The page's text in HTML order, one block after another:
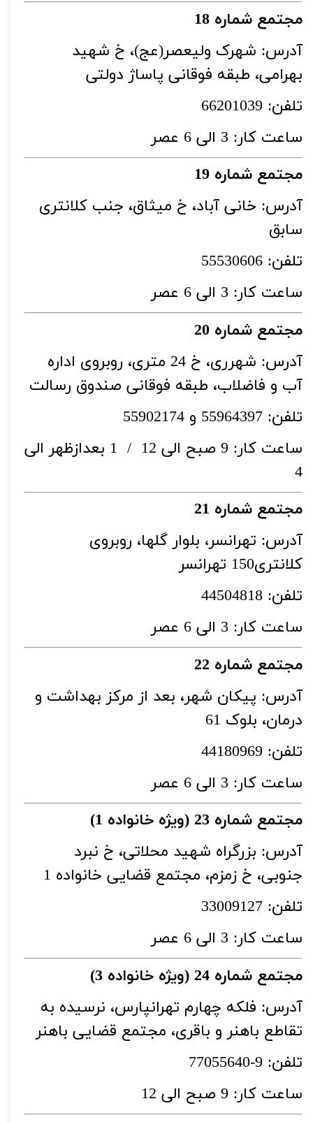
مجتمع شماره 18
آدرس: شهرک ولیعصر(عج)، خ شهید
بهرامی، طبقه فوقانی پاساژ دولتی
تلفن: 66201039
ساعت کار: 3 الی 6 عصر
مجتمع شماره 19
آدرس: خانی آباد، خ میثاق، جنب کلانتری
سابق
تلفن: 55530606
ساعت کار: 3 الی 6 عصر
مجتمع شماره 20
آدرس: شهرری، خ 24 متری، روبروی اداره
آب و فاضلاب، طبقه فوقانی صندوق رسالت
تلفن: 55964397 و 55902174
ساعت کار: 9 صبح الی 12 / 1 بعدازظهر الی
4
مجتمع شماره 21
آدرس: تهرانسر، بلوار گلها، روبروی
کلانتری150 تهرانسر
تلفن: 44504818
ساعت کار: 3 الی 6 عصر
مجتمع شماره 22
آدرس: پیکان شهر، بعد از مرکز بهداشت و
درمان، بلوک 61
تلفن: 44180969
ساعت کار: 3 الی 6 عصر
مجتمع شماره 23 (ویژه خانواده 1)
آدرس: بزرگراه شهید محلاتی، خ نبرد
جنوبی، خ زمزم، مجتمع قضایی خانواده 1
تلفن: 33009127
ساعت کار: 3 الی 6 عصر
مجتمع شماره 24 (ویژه خانواده 3)
آدرس: فلکه چهارم تهرانپارس، نرسیده به
تقاطع باهنر و باقری، مجتمع قضایی باهنر
تلفن: 9-77055640
ساعت کار: 9 صبح الی 12